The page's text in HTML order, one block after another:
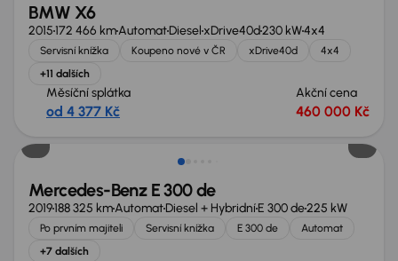
BMW X6
2015172 466 kmAutomatDiesel xDrive40d230 kW4x4
Servisní knížka Koupeno nové v ČR xDrive40d
4x4
+11 dalších
Měsíční splátka
od 4 377 Kč
Akční cena
460 000 Kč
Zlevněno o 10 000 Kč
Mercedes-Benz E 300 de
2019188 325 kmAutomatDiesel + HybridníE 300 de225 kW
Po prvním majiteli Servisní knížka E 300 de
Automat
+7 dalších